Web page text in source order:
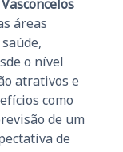
áreas
o nível
atrativos e
como
de um
de